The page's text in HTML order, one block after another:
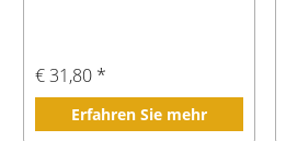
€ 31,80 *
Erfahren Sie mehr